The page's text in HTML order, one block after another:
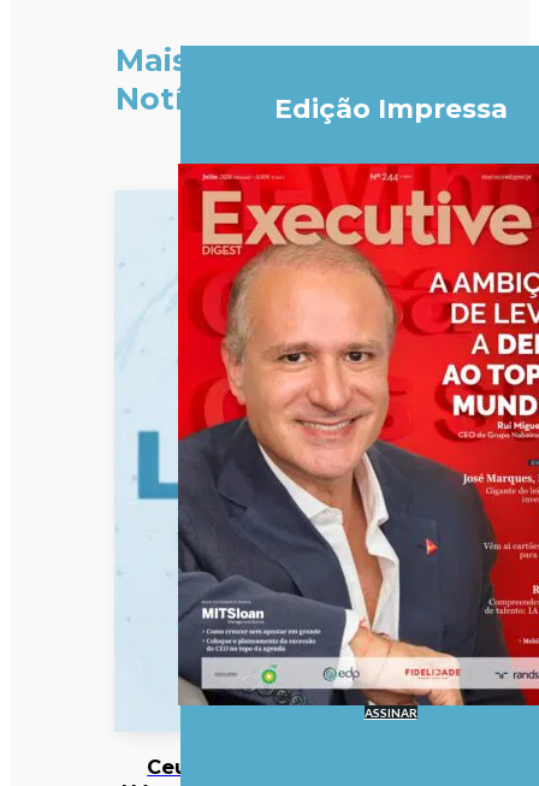
Mais
Notícias
Ceuta:
Edição Impressa
ASSINAR